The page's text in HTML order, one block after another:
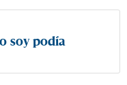
soy podía